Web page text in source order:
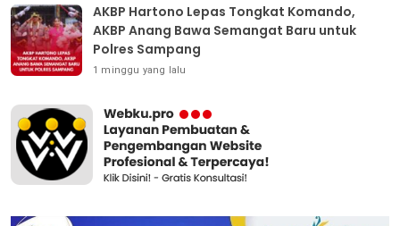
AKBP Hartono Lepas Tongkat Komando,
AKBP Anang Bawa Semangat Baru untuk
Polres Sampang
1 minggu yang lalu